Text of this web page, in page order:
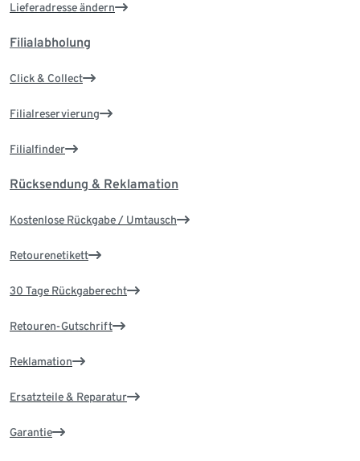
Lieferadresse ändern
Filialabholung
Click & Collect
Filialreservierung
Filialfinder
Rücksendung & Reklamation
Kostenlose Rückgabe / Umtausch
Retourenetikett
30 Tage Rückgaberecht
Retouren-Gutschrift
Reklamation
Ersatzteile & Reparatur
Garantie